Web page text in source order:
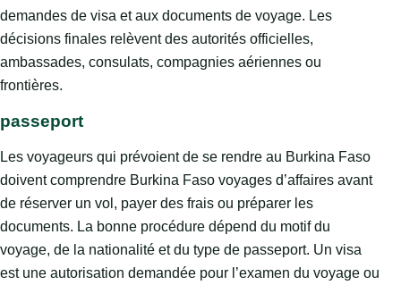
demandes de visa et aux documents de voyage. Les
décisions finales relèvent des autorités officielles,
ambassades, consulats, compagnies aériennes ou
frontières.
passeport
Les voyageurs qui prévoient de se rendre au Burkina Faso
doivent comprendre Burkina Faso voyages d’affaires avant
de réserver un vol, payer des frais ou préparer les
documents. La bonne procédure dépend du motif du
voyage, de la nationalité et du type de passeport. Un visa
est une autorisation demandée pour l’examen du voyage ou